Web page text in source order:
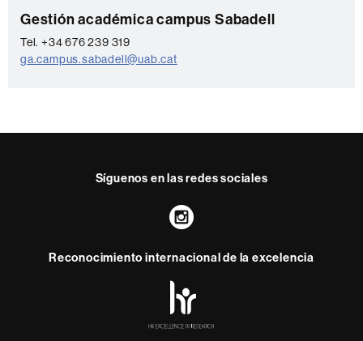
a
c
t
C
o
n
c
Gestión académica campus Sabadell
Tel. +34 676 239 319
ga.campus.sabadell@uab.cat
Síguenos en las redes sociales
Instagram
Reconocimiento internacional de la excelencia